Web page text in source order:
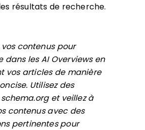
résultats de recherche.
contenus pour
dans les AI Overviews en
vos articles de manière
Utilisez des
et veillez à
contenus avec des
pertinentes pour